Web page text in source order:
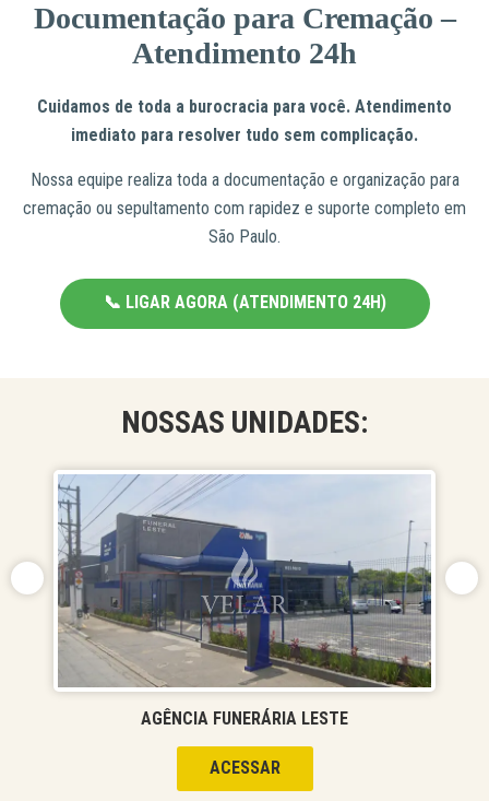
Documentação para Cremação –
Atendimento 24h
Cuidamos de toda a burocracia para você. Atendimento
imediato para resolver tudo sem complicação.
Nossa equipe realiza toda a documentação e organização para
cremação ou sepultamento com rapidez e suporte completo em
São Paulo.
📞 LIGAR AGORA (ATENDIMENTO 24H)
NOSSAS UNIDADES:
AGÊNCIA FUNERÁRIA LESTE
ACESSAR